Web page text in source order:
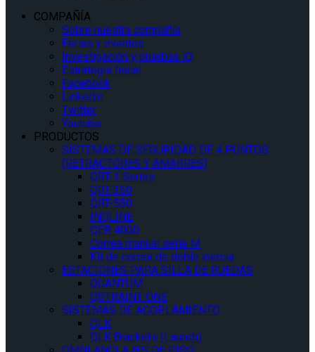
COMPAÑÍA
Sobre nuestra compañía
Ferias y eventos
Investigación y pruebas iQ
Estrategia fiscal
Facebook
Linkedin
Twitter
Youtube
PRODUCTOS
SISTEMAS DE SEGURIDAD DE 4 PUNTOS
(RETRACTORES Y AMARRES)
QRT-1 Series
QRT-350
QRT-550
INQLINE
QER 4000
Correa manual serie M
Kit de correa de doble inercia
ESTACIONES PARA SILLA DE RUEDAS
QUANTUM
QSTRAINT ONE
SISTEMAS DE ACOPLAMIENTO
QLK
QLK Brackets (Launch)